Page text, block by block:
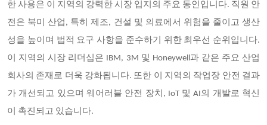
한 사용은 이 지역의 강력한 시장 입지의 주요 동인입니다. 직원 안
전은 북미 산업, 특히 제조, 건설 및 의료에서 위험을 줄이고 생산
성을 높이며 법적 요구 사항을 준수하기 위한 최우선 순위입니다.
이 지역의 시장 리더십은 IBM, 3M 및 Honeywell과 같은 주요 산업
회사의 존재로 더욱 강화됩니다. 또한 이 지역의 작업장 안전 결과
가 개선되고 있으며 웨어러블 안전 장치, IoT 및 AI의 개발로 혁신
이 촉진되고 있습니다.